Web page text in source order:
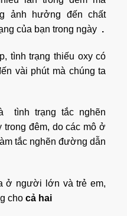
ảnh hưởng đến chất
của bạn trong ngày .
tình trạng thiếu oxy có
vài phút mà chúng ta
tình trạng tắc nghẽn
đêm, do các mô ở
tắc nghẽn đường dẫn
ở người lớn và trẻ em,
cho cả hai